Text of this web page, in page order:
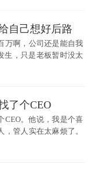
自己想好后路
万啊，公司还是能自我
生，只是老板暂时没太
了个CEO
CEO。他说，我是个喜
管人实在太麻烦了。